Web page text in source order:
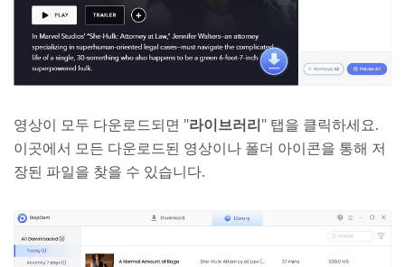
영상이 모두 다운로드되면 "라이브러리" 탭을 클릭하세요.
이곳에서 모든 다운로드된 영상이나 폴더 아이콘을 통해 저
장된 파일을 찾을 수 있습니다.